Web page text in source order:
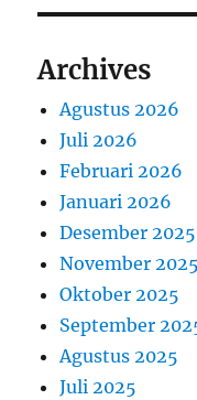
Archives
Agustus 2026
Juli 2026
Februari 2026
Januari 2026
Desember 2025
November 2025
Oktober 2025
September
Agustus 2025
Juli 2025